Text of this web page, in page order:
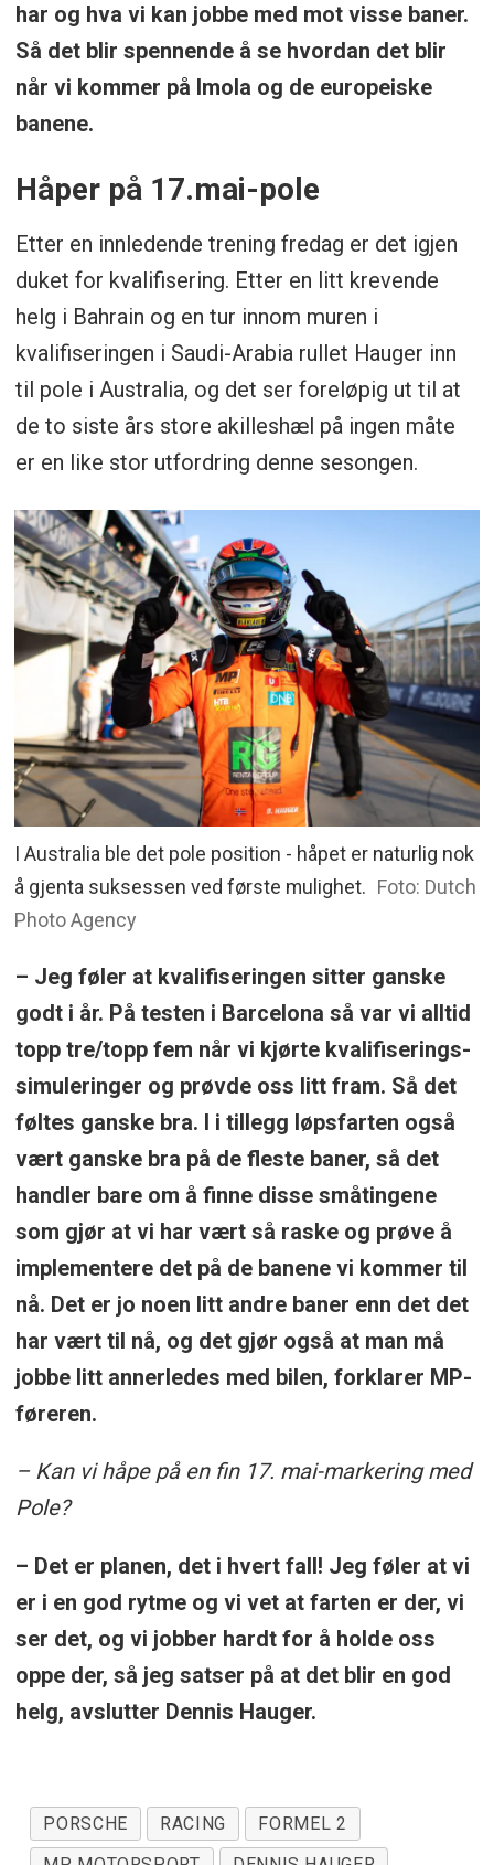
har og hva vi kan jobbe med mot visse baner.
Så det blir spennende å se hvordan det blir
når vi kommer på Imola og de europeiske
banene.
Håper på 17.mai-pole
Etter en innledende trening fredag er det igjen
duket for kvalifisering. Etter en litt krevende
helg i Bahrain og en tur innom muren i
kvalifiseringen i Saudi-Arabia rullet Hauger inn
til pole i Australia, og det ser foreløpig ut til at
de to siste års store akilleshæl på ingen måte
er en like stor utfordring denne sesongen.
I Australia ble det pole position - håpet er naturlig nok
å gjenta suksessen ved første mulighet. Foto: Dutch
Photo Agency
– Jeg føler at kvalifiseringen sitter ganske
godt i år. På testen i Barcelona så var vi alltid
topp tre/topp fem når vi kjørte kvalifiserings-
simuleringer og prøvde oss litt fram. Så det
føltes ganske bra. I i tillegg løpsfarten også
vært ganske bra på de fleste baner, så det
handler bare om å finne disse småtingene
som gjør at vi har vært så raske og prøve å
implementere det på de banene vi kommer til
nå. Det er jo noen litt andre baner enn det det
har vært til nå, og det gjør også at man må
jobbe litt annerledes med bilen, forklarer MP-
føreren.
– Kan vi håpe på en fin 17. mai-markering med
Pole?
– Det er planen, det i hvert fall! Jeg føler at vi
er i en god rytme og vi vet at farten er der, vi
ser det, og vi jobber hardt for å holde oss
oppe der, så jeg satser på at det blir en god
helg, avslutter Dennis Hauger.
PORSCHE RACING
FORMEL 2